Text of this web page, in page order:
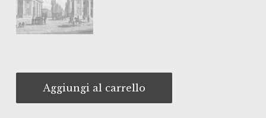
Aggiungi al carrello